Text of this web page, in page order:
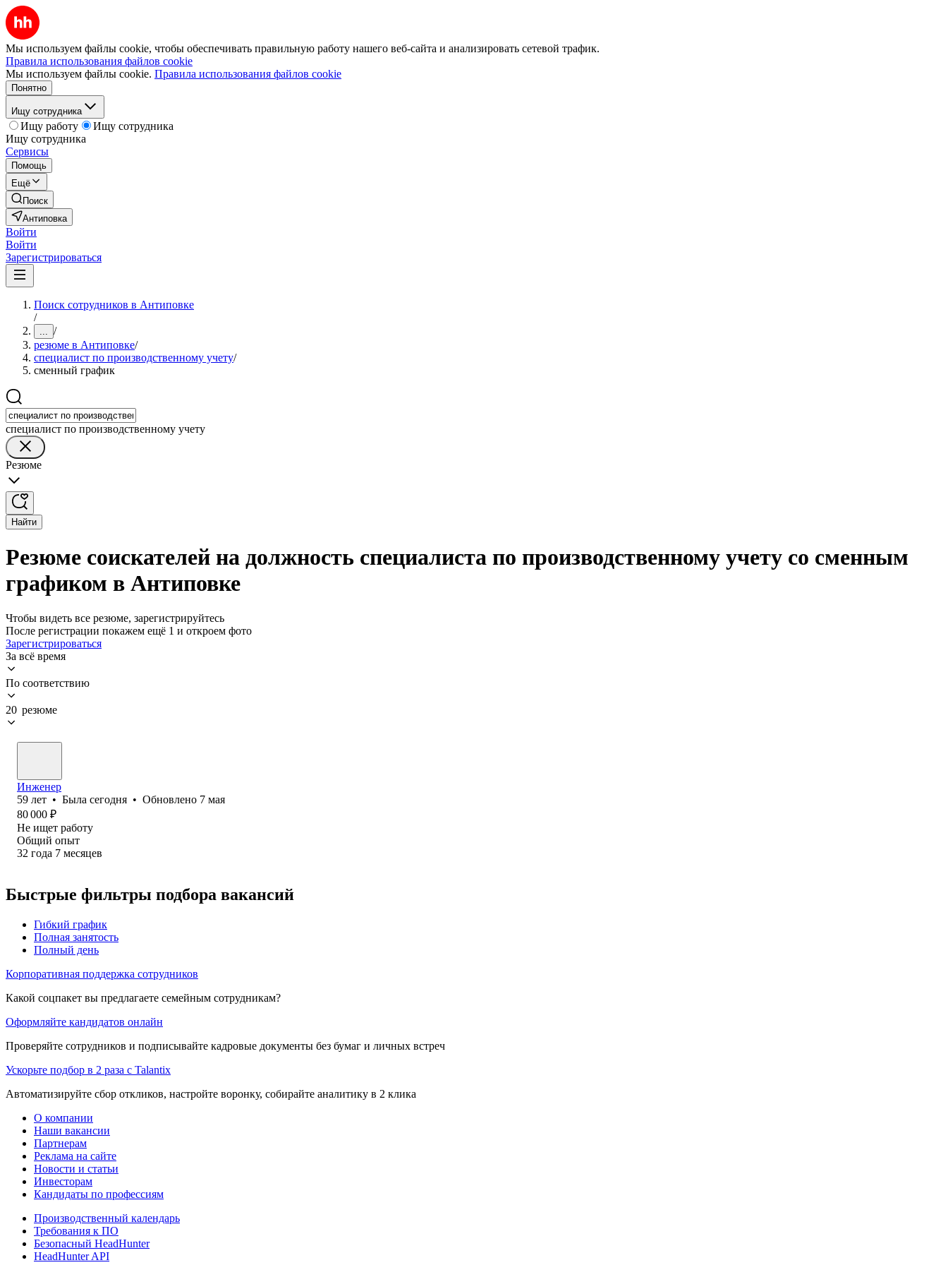
Мы используем файлы cookie, чтобы обеспечивать правильную работу нашего веб-сайта и анализировать сетевой трафик.
Правила использования файлов cookie
Мы используем файлы cookie. Правила использования файлов cookie
Понятно
Ищу сотрудника
Ищу работу
Ищу сотрудника
Ищу сотрудника
Сервисы
Помощь
Ещё
Поиск
Антиповка
Войти
Войти
Зарегистрироваться
Поиск сотрудников в Антиповке
/
... /
резюме в Антиповке/
специалист по производственному учету/
сменный график
специалист по производственному учету
Резюме
Найти
Резюме соискателей на должность специалиста по производственному учету со сменным
графиком в Антиповке
Чтобы видеть все резюме, зарегистрируйтесь
После регистрации покажем ещё 1 и откроем фото
Зарегистрироваться
За всё время
По соответствию
20 резюме
Инженер
59 лет • Была сегодня • Обновлено 7 мая
80 000 ₽
Не ищет работу
Общий опыт
32 года 7 месяцев
Быстрые фильтры подбора вакансий
Гибкий график
Полная занятость
Полный день
Корпоративная поддержка сотрудников
Какой соцпакет вы предлагаете семейным сотрудникам?
Оформляйте кандидатов онлайн
Проверяйте сотрудников и подписывайте кадровые документы без бумаг и личных встреч
Ускорьте подбор в 2 раза с Talantix
Автоматизируйте сбор откликов, настройте воронку, собирайте аналитику в 2 клика
О компании
Наши вакансии
Партнерам
Реклама на сайте
Новости и статьи
Инвесторам
Кандидаты по профессиям
Производственный календарь
Требования к ПО
Безопасный HeadHunter
HeadHunter API